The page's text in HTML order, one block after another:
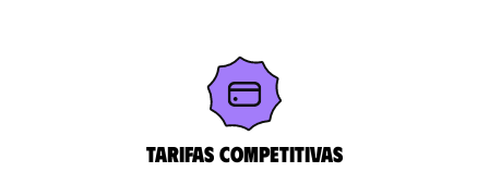
Tarifas competitivas